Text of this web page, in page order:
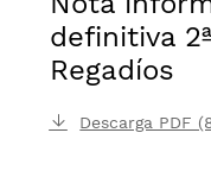
definitiva
Regadíos
Descarga PDF